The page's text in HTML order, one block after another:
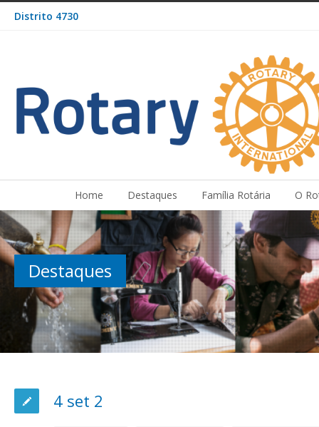
Distrito 4730
Home Destaques Família Rotária O
Destaques
4 set 2